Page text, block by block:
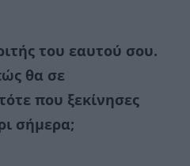
του εαυτού σου.
θα σε
που ξεκίνησες
σήμερα;